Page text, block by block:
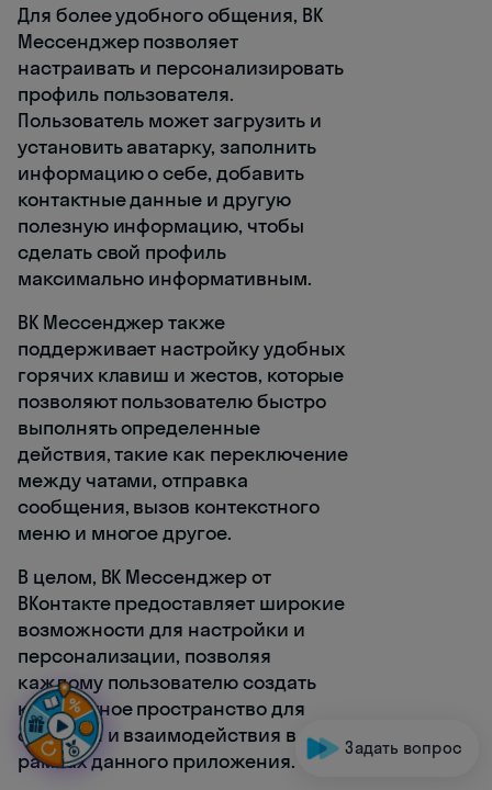
Для более удобного общения, ВК
Мессенджер позволяет
настраивать и персонализировать
профиль пользователя.
Пользователь может загрузить и
установить аватарку, заполнить
информацию о себе, добавить
контактные данные и другую
полезную информацию, чтобы
сделать свой профиль
максимально информативным.
ВК Мессенджер также
поддерживает настройку удобных
горячих клавиш и жестов, которые
позволяют пользователю быстро
выполнять определенные
действия, такие как переключение
между чатами, отправка
сообщения, вызов контекстного
меню и многое другое.
В целом, ВК Мессенджер от
ВКонтакте предоставляет широкие
возможности для настройки и
персонализации, позволяя
каждому пользователю создать
комфортное пространство для
общения и взаимодействия в
рамках данного приложения.
Задать вопрос